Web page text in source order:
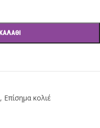
, Επίσημα κολιέ